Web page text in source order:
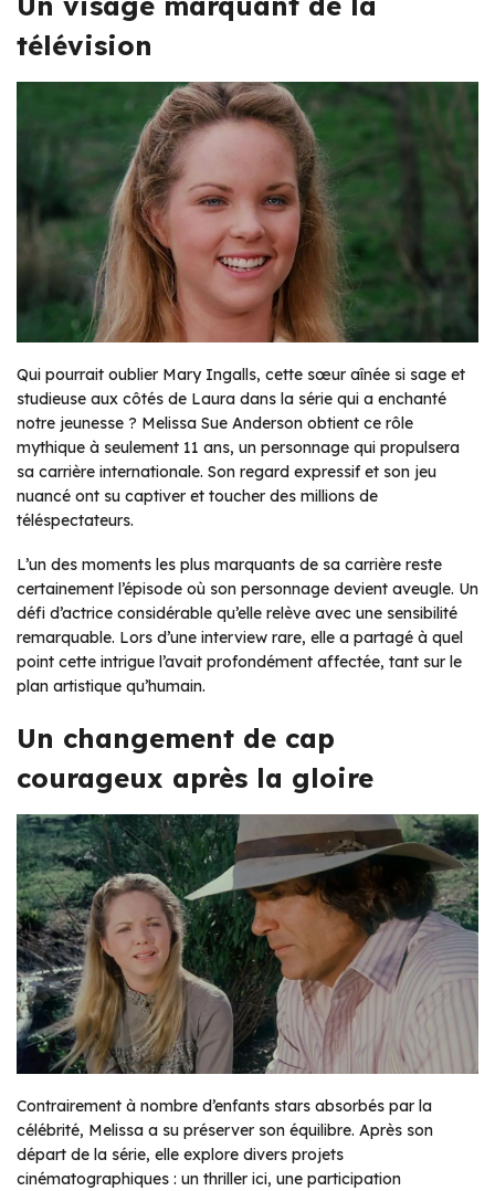
télévision
Qui pourrait oublier Mary Ingalls, cette sœur aînée si sage et
studieuse aux côtés de Laura dans la série qui a enchanté
notre jeunesse ? Melissa Sue Anderson obtient ce rôle
mythique à seulement 11 ans, un personnage qui propulsera
sa carrière internationale. Son regard expressif et son jeu
nuancé ont su captiver et toucher des millions de
téléspectateurs.
L’un des moments les plus marquants de sa carrière reste
certainement l’épisode où son personnage devient aveugle. Un
défi d’actrice considérable qu’elle relève avec une sensibilité
remarquable. Lors d’une interview rare, elle a partagé à quel
point cette intrigue l’avait profondément affectée, tant sur le
plan artistique qu’humain.
Un changement de cap
courageux après la gloire
Contrairement à nombre d’enfants stars absorbés par la
célébrité, Melissa a su préserver son équilibre. Après son
départ de la série, elle explore divers projets
cinématographiques : un thriller ici, une participation